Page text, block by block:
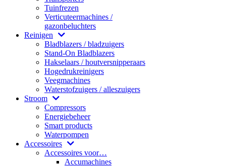
Tuinfrezen
Verticuteermachines /
gazonbeluchters
Reinigen
Bladblazers / bladzuigers
Stand-On Bladblazers
Hakselaars / houtversnipperaars
Hogedrukreinigers
Veegmachines
Waterstofzuigers / alleszuigers
Stroom
Compressors
Energiebeheer
Smart products
Waterpompen
Accessoires
Accessoires voor…
Accumachines